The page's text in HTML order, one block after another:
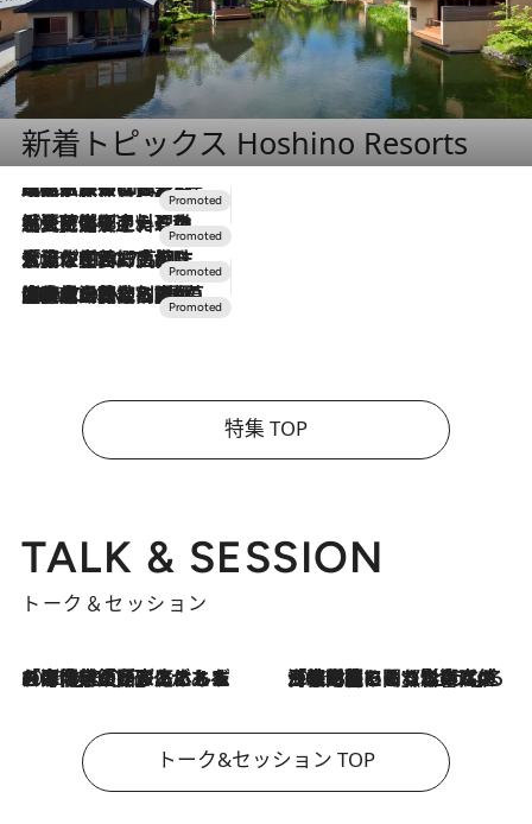
新着トピックス Hoshino Resorts
2026.7.31
【ホテル帰省】という選択肢をOMOが提案。家族とほどよい距離を保つには「昼は実家、夜は気兼ねなくホテルで！」
2026.7.24
【夏限定ディナーコース】旬を迎える稚鮎や花ズッキーニなどをイタリア・トスカーナの郷土料理の手法で満喫！
2026.7.17
「土佐和ハーブかき氷」がOMO7高知に登場！生姜、山椒、大葉など目にも舌にも涼を呼ぶ郷土の味
2026.7.10
NEW OPEN！【界 草津】名湯の地に誕生。趣の異なる2種の温泉と上州ならではの会席・蕎麦割烹など美食を味わう究極の癒やし旅
特集 TOP
TALK & SESSION
トーク＆セッション
2026.8.3
「今後値上げがあるとすれば…」「リスクがあるのは今年の冬」エネルギー専門家が語る、ホルムズ海峡封鎖が家庭にもたらす“ある心配” 2026.8.3
「住宅建てられない…」「サーチャージ料の高値が続いている」ホルムズ海峡封鎖による影響はいつまで続く？《エネルギー専門家に聞く“どうなる日本の暮らし”》
トーク&セッション TOP